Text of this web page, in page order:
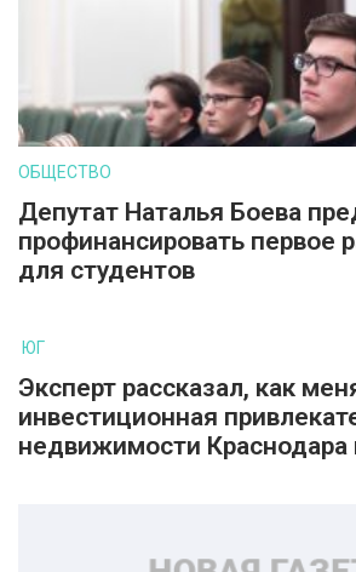
ОБЩЕСТВО
Депутат Наталья Боева
профинансировать первое
для студентов
ЮГ
Эксперт рассказал, как
инвестиционная
недвижимости Краснодара